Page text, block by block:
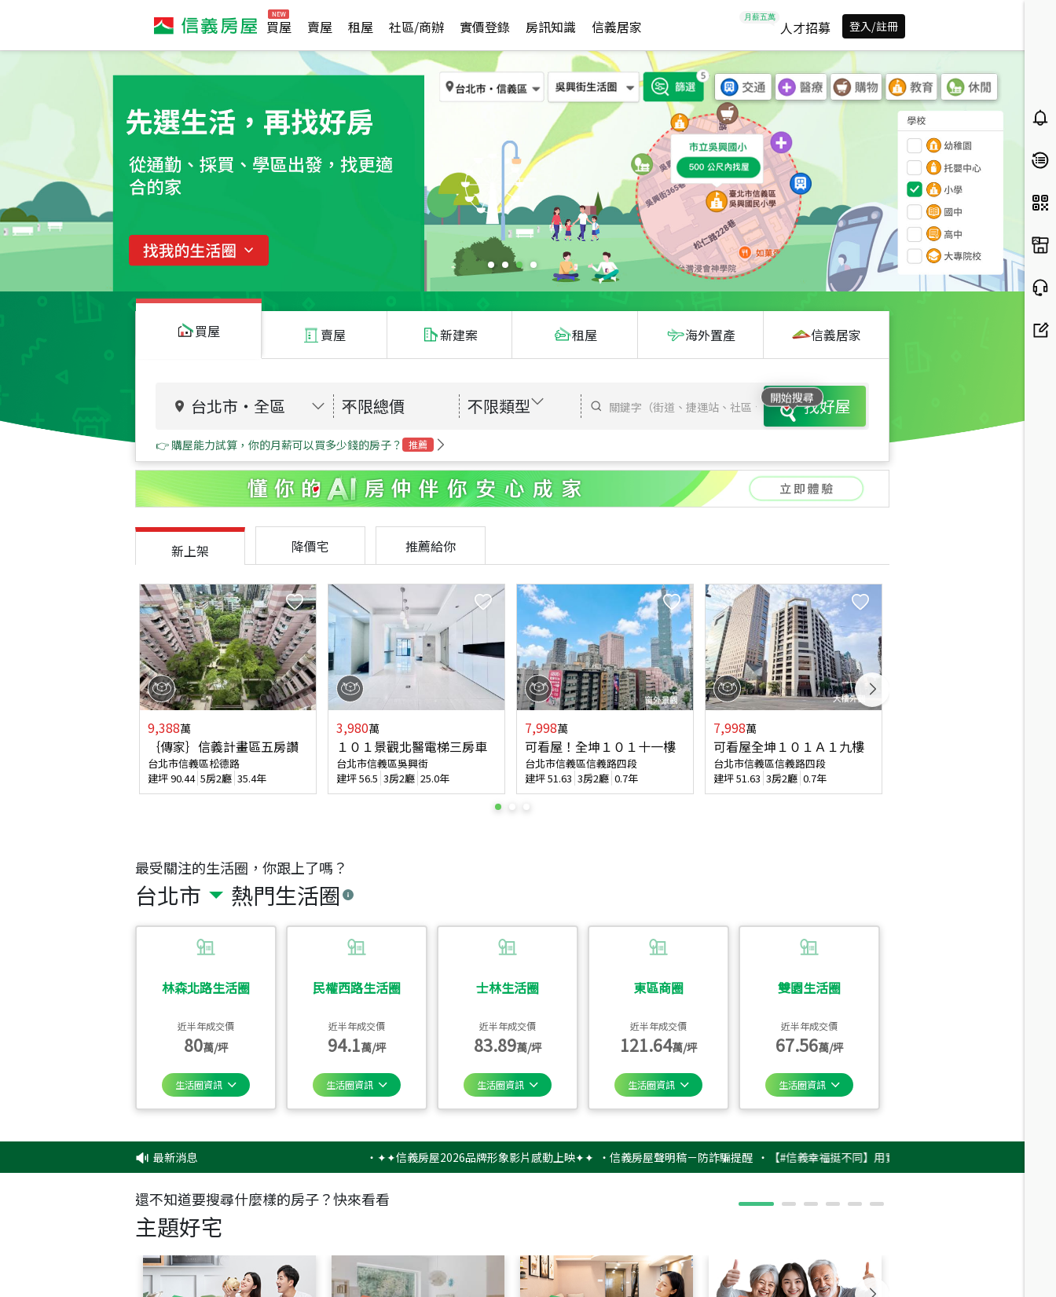
買屋 賣屋 租屋 社區/商辦 實價登錄 房訊知識 信義居家 人才招募 登入/註冊
買屋 賣屋 新建案 租屋 海外置產 信義居家
台北市 ・ 全區 不限總價 不限類型 開始搜尋找好屋
👉 購屋能力試算，你的月薪可以買多少錢的房子？ 推薦
最受關注的生活圈，你跟上了嗎？
台北市 熱門生活圈
林森北路生活圈
近半年成交價
80萬/坪
生活圈資訊
民權西路生活圈
近半年成交價
94.1萬/坪
生活圈資訊
士林生活圈
近半年成交價
83.89萬/坪
生活圈資訊
東區商圈
近半年成交價
121.64萬/坪
生活圈資訊
雙園生活圈
近半年成交價
67.56萬/坪
生活圈資訊
新上架 降價宅 推薦給你
9,388萬
｛傳家｝信義計畫區五房讚
台北市信義區松德路
建坪90.44 5房2廳 35.4年
3,980萬
１０１景觀北醫電梯三房車
台北市信義區吳興街
建坪56.5 3房2廳 25.0年
7,998萬
可看屋！全坤１０１十一樓
台北市信義區信義路四段
建坪51.63 3房2廳 0.7年
7,998萬
可看屋全坤１０１Ａ１九樓
台北市信義區信義路四段
建坪51.63 3房2廳 0.7年
最新消息 ✦✦信義房屋2026品牌形象影片感動上映✦✦ ‧信義房屋聲明稿－防詐騙提醒 ‧【#信義幸福挺不同】用實力，讓升職免抽號碼牌！最新雇主品牌
還不知道要搜尋什麼樣的房子？快來看看
主題好宅